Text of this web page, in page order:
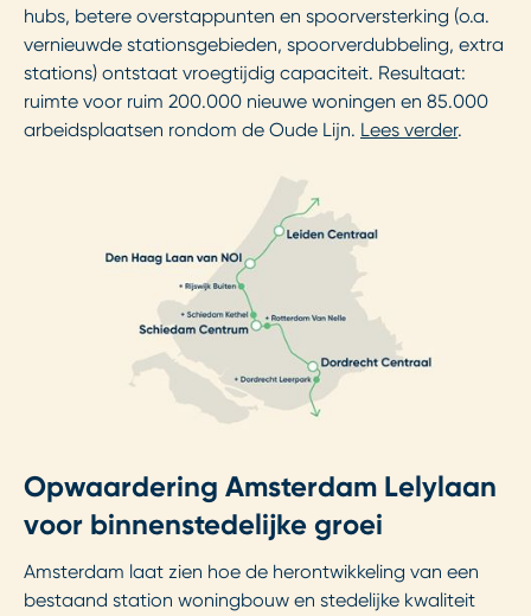
hubs, betere overstappunten en spoorversterking (o.a.
vernieuwde stationsgebieden, spoorverdubbeling, extra
stations) ontstaat vroegtijdig capaciteit. Resultaat:
ruimte voor ruim 200.000 nieuwe woningen en 85.000
arbeidsplaatsen rondom de Oude Lijn. Lees verder.
Opwaardering Amsterdam Lelylaan
voor binnenstedelijke groei
Amsterdam laat zien hoe de herontwikkeling van een
bestaand station woningbouw en stedelijke kwaliteit